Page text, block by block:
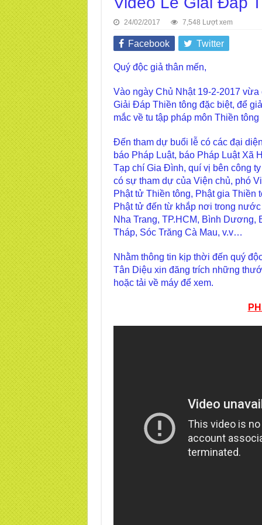
24/02/2017 7,548 Lượt xem
Facebook Twitter
Quý độc giả thân mến,
Vào ngày Chủ Nhật 19-2-2017
Giải Đáp Thiền tông đặc biệt, để
mắc về tu tập pháp môn Thiền
Đến tham dự buổi lễ có các đại
báo Pháp Luật, báo Pháp Luật Xã
Tạp chí Gia Đình, quí vị bên công
có sự tham dự của Viện chủ, phó
Phật tử Thiền tông, Phật gia Thiền
Phật tử đến từ khắp nơi trong
Nha Trang, TP.HCM, Bình
Tháp, Sóc Trăng Cà Mau, v.v…
Nhằm thông tin kịp thời đến quý
Tân Diệu xin đăng trích những
hoặc tải về máy để xem.